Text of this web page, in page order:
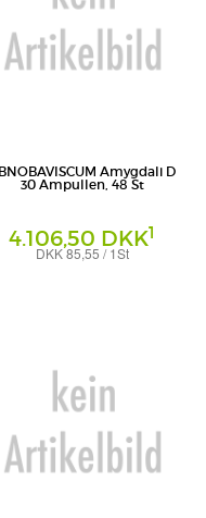
Amygdali D
30 Ampullen, 48 St
4.106,50 DKK1
DKK 85,55 / 1St